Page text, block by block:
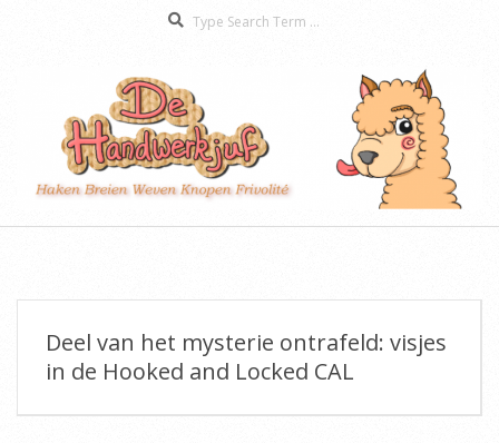
De
Menu
Deel van het mysterie ontrafeld: visjes
in de Hooked and Locked CAL